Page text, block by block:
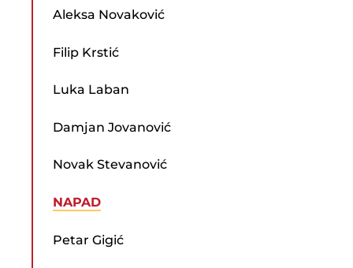
Aleksa Novaković
Filip Krstić
Luka Laban
Damjan Jovanović
Novak Stevanović
NAPAD
Petar Gigić